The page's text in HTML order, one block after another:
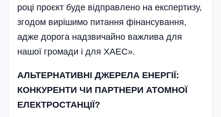
році проєкт буде відправлено на експертизу,
згодом вирішимо питання фінансування,
адже дорога надзвичайно важлива для
нашої громади і для ХАЕС».
АЛЬТЕРНАТИВНІ ДЖЕРЕЛА ЕНЕРГІЇ:
КОНКУРЕНТИ ЧИ ПАРТНЕРИ АТОМНОЇ
ЕЛЕКТРОСТАНЦІЇ?